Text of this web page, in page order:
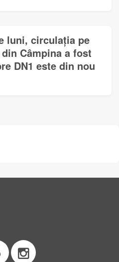
luni, circulația pe
Câmpina a fost
DN1 este din nou